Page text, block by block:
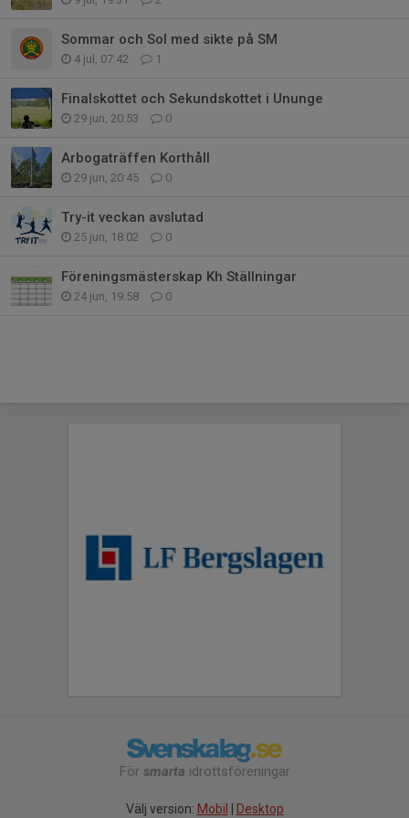
Sommar och Sol med sikte på SM
4 jul, 07:42 1
Finalskottet och Sekundskottet i Ununge
29 jun, 20:53 0
Arbogaträffen Korthåll
29 jun, 20:45 0
Try-it veckan avslutad
25 jun, 18:02 0
Föreningsmästerskap Kh Ställningar
24 jun, 19:58 0
För smarta idrottsföreningar
Välj version: Mobil Desktop